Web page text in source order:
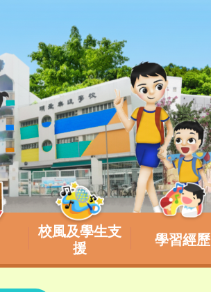
校風及學生支
援
學習經歷